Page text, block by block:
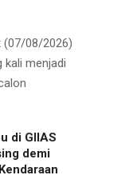
(07/08/2026)
kali menjadi
di GIIAS
demi